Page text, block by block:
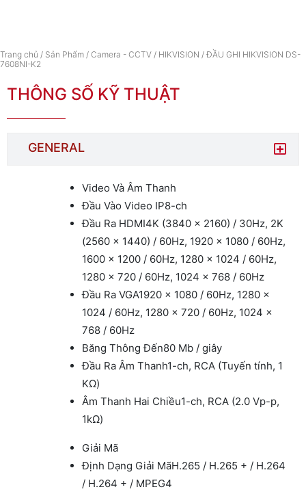
Trang chủ / Sản Phẩm / Camera - CCTV / HIKVISION / ĐẦU GHI HIKVISION DS-
7608NI-K2
THÔNG SỐ KỸ THUẬT
GENERAL
Video Và Âm Thanh
Đầu Vào Video IP8-ch
Đầu Ra HDMI4K (3840 × 2160) / 30Hz, 2K
(2560 × 1440) / 60Hz, 1920 × 1080 / 60Hz,
1600 × 1200 / 60Hz, 1280 × 1024 / 60Hz,
1280 × 720 / 60Hz, 1024 × 768 / 60Hz
Đầu Ra VGA1920 × 1080 / 60Hz, 1280 ×
1024 / 60Hz, 1280 × 720 / 60Hz, 1024 ×
768 / 60Hz
Băng Thông Đến80 Mb / giây
Đầu Ra Âm Thanh1-ch, RCA (Tuyến tính, 1
KΩ)
Âm Thanh Hai Chiều1-ch, RCA (2.0 Vp-p,
1kΩ)
Giải Mã
Định Dạng Giải MãH.265 / H.265 + / H.264
/ H.264 + / MPEG4